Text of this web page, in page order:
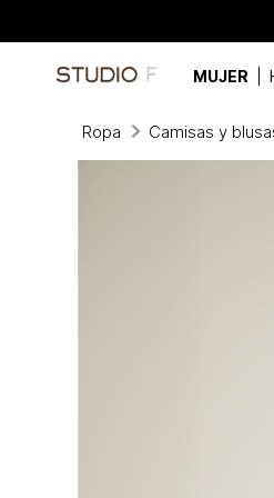
MUJER
Ropa Camisas y